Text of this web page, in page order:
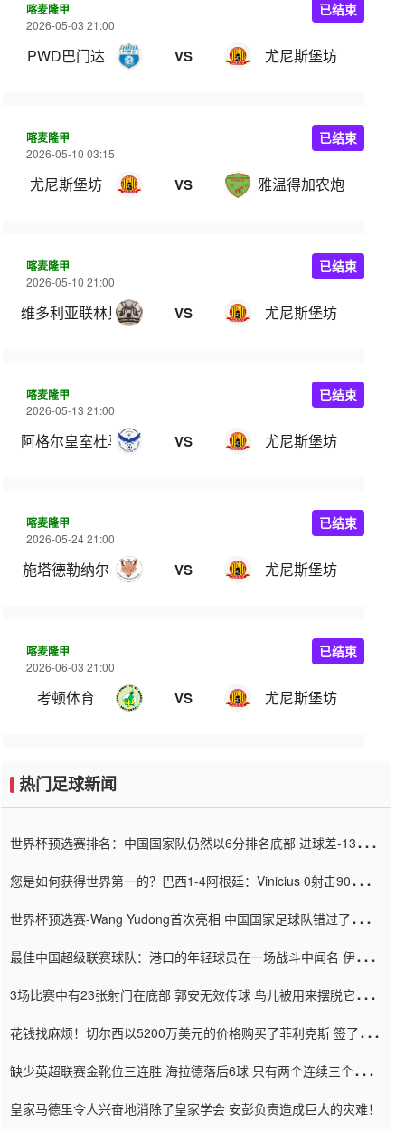
喀麦隆甲
2026-05-03 21:00
PWD巴门达 VS 尤尼斯堡坊
已结束
喀麦隆甲
2026-05-10 03:15
尤尼斯堡坊 VS 雅温得加农炮
已结束
喀麦隆甲
2026-05-10 21:00
维多利亚联林贝 VS 尤尼斯堡坊
已结束
喀麦隆甲
2026-05-13 21:00
阿格尔皇室杜马 VS 尤尼斯堡坊
已结束
喀麦隆甲
2026-05-24 21:00
施塔德勒纳尔 VS 尤尼斯堡坊
已结束
喀麦隆甲
2026-06-03 21:00
考顿体育 VS 尤尼斯堡坊
已结束
热门足球新闻
世界杯预选赛排名：中国国家队仍然以6分排名底部 进球差-13令人
您是如何获得世界第一的？巴西1-4阿根廷：Vinicius 0射击90分钟
世界杯预选赛-Wang Yudong首次亮相 中国国家足球队错过了世界
最佳中国超级联赛球队：港口的年轻球员在一场战斗中闻名 伊万放
3场比赛中有23张射门在底部 郭安无效传球 鸟儿被用来摆脱它
花钱找麻烦！切尔西以5200万美元的价格购买了菲利克斯 签了7年
缺少英超联赛金靴位三连胜 海拉德落后6球 只有两个连续三个连续
皇家马德里令人兴奋地消除了皇家学会 安彭负责造成巨大的灾难！